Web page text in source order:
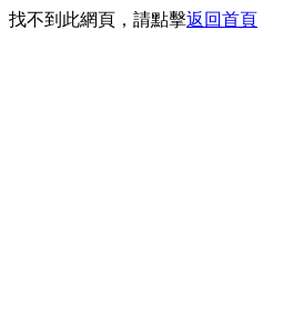
找不到此網頁，請點擊返回首頁